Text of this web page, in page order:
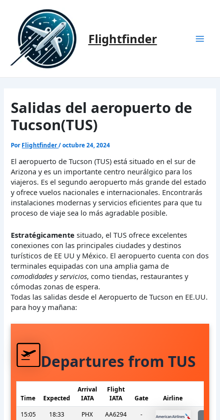
contenido
Flightfinder
Salidas del aeropuerto de
Tucson(TUS)
Por Flightfinder/octubre 24, 2024
El aeropuerto de Tucson (TUS) está situado en el sur de
Arizona y es un importante centro neurálgico para los
viajeros. Es el segundo aeropuerto más grande del estado
y ofrece vuelos nacionales e internacionales. Encontrarás
instalaciones modernas y servicios eficientes para que tu
proceso de viaje sea lo más agradable posible.
Estratégicamente situado, el TUS ofrece excelentes
conexiones con las principales ciudades y destinos
turísticos de EE UU y México. El aeropuerto cuenta con dos
terminales equipadas con una amplia gama de
comodidades y servicios, como tiendas, restaurantes y
cómodas zonas de espera.
Todas las salidas desde el Aeropuerto de Tucson en EE.UU.
para hoy y mañana:
Departures from TUS
Time Expected
Arrival
IATA
Flight
IATA
Gate Airline
15:05
18:33 PHX AA6294 -